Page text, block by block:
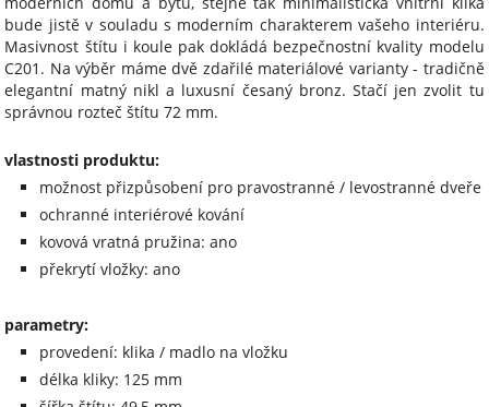
bude jistě v souladu s moderním charakterem vašeho interiéru.
Masivnost štítu i koule pak dokládá bezpečnostní kvality modelu
C201. Na výběr máme dvě zdařilé materiálové varianty - tradičně
elegantní matný nikl a luxusní česaný bronz. Stačí jen zvolit tu
správnou rozteč štítu 72 mm.
vlastnosti produktu:
možnost přizpůsobení pro pravostranné / levostranné dveře
ochranné interiérové kování
kovová vratná pružina: ano
překrytí vložky: ano
parametry:
provedení: klika / madlo na vložku
délka kliky: 125 mm